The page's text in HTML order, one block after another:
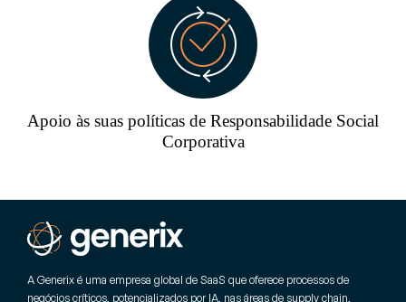
Apoio às suas políticas de Responsabilidade Social
Corporativa
A Generix é uma empresa global de SaaS que oferece processos de
negócios críticos, potencializados por IA, nas áreas de supply chain,